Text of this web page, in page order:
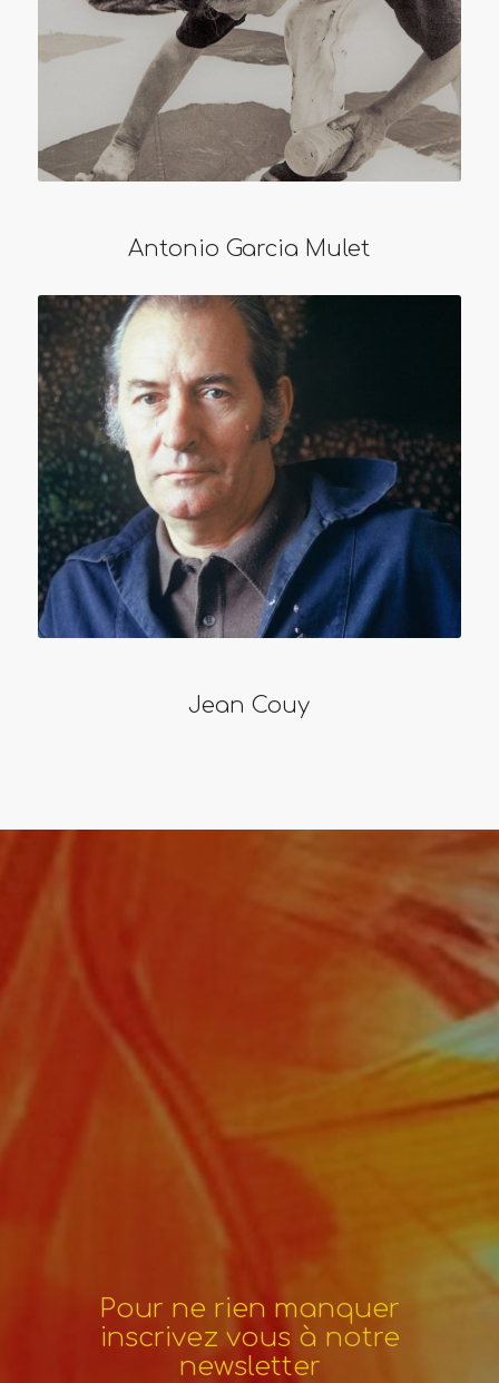
Antonio Garcia Mulet
Jean Couy
Pour ne rien manquer
inscrivez vous à notre
newsletter